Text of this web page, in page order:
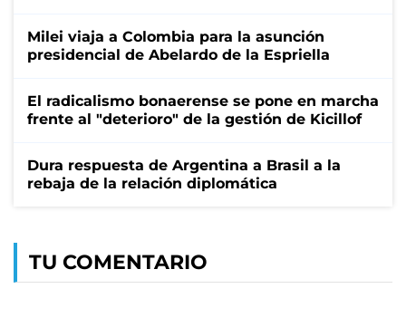
Milei viaja a Colombia para la asunción
presidencial de Abelardo de la Espriella
El radicalismo bonaerense se pone en marcha
frente al "deterioro" de la gestión de Kicillof
Dura respuesta de Argentina a Brasil a la
rebaja de la relación diplomática
TU COMENTARIO